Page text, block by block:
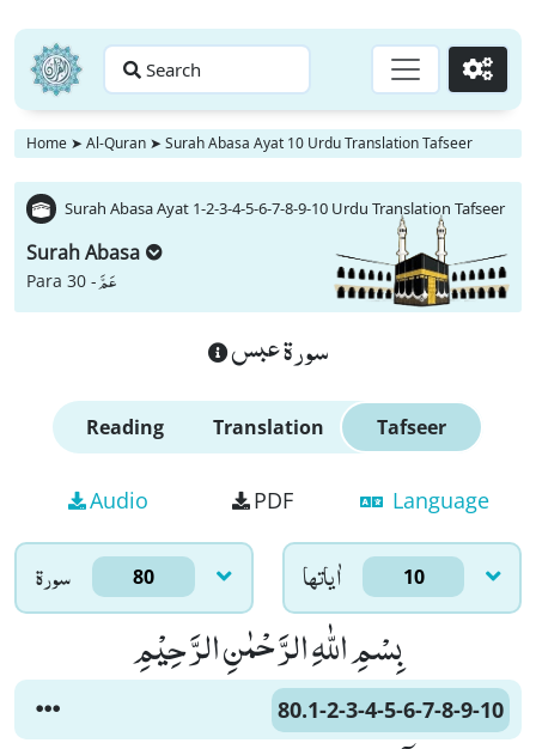
Search Go
Home ➤ Al-Quran ➤ Surah Abasa Ayat 10 Urdu Translation Tafseer
Surah Abasa Ayat 1-2-3-4-5-6-7-8-9-10 Urdu Translation Tafseer
Surah Abasa
Para 30 -عَمَّ
سورة عبس
Reading Translation Tafseer
Audio PDF Language
سورۃ 80 اٰياتها 10
بِسْمِ اللّٰهِ الرَّحْمٰنِ الرَّحِیْمِ
80.1-2-3-4-5-6-7-8-9-10